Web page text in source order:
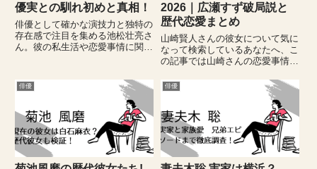
優実との馴れ初めと真相！
俳優として確かな演技力と独特の
存在感で注目を集める池松壮亮さ
ん。彼の私生活や恋愛事情に関心
トピックです。本記事では、池松
壮亮さんの現在の交際相手とされ
る河合優実さんとの馴れ初めや
共...
2026｜広瀬すず破局説と
歴代恋愛まとめ
山崎賢人さんの彼女について気に
なって検索しているあなたへ、こ
の記事では山崎さんの恋愛事情を
での歴代彼女の流れから、現在の
状況、そして2026年時点のリア
ルな動きまでわかりやすく解説し
ていきます。特に注目されてい...
俳優 俳優